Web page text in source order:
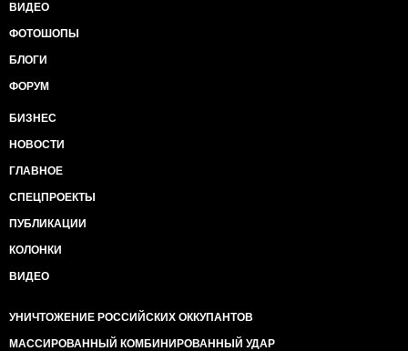
ВИДЕО
ФОТОШОПЫ
БЛОГИ
ФОРУМ
БИЗНЕС
НОВОСТИ
ГЛАВНОЕ
СПЕЦПРОЕКТЫ
ПУБЛИКАЦИИ
КОЛОНКИ
ВИДЕО
УНИЧТОЖЕНИЕ РОССИЙСКИХ ОККУПАНТОВ
МАССИРОВАННЫЙ КОМБИНИРОВАННЫЙ УДАР